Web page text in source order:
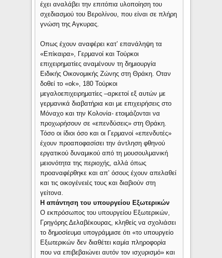
έχει αναλάβει την επιτόπια υλοποίηση του
σχεδιασμού του Βερολίνου, που είναι σε πλήρη
γνώση της Αγκυρας.
Οπως έχουν αναφέρει κατ’ επανάληψη τα
«Επίκαιρα», Γερμανοί και Τούρκοι
επιχειρηματίες αναμένουν τη δημιουργία
Ειδικής Οικονομικής Ζώνης στη Θράκη. Οταν
δοθεί το «ok», 180 Τούρκοι
μεγαλοεπιχειρηματίες –αρκετοί εξ αυτών με
γερμανικά διαβατήρια και με επιχειρήσεις στο
Μόναχο και την Κολονία- ετοιμάζονται να
προχωρήσουν σε «επενδύσεις» στη Θράκη.
Τόσο οι ίδιοι όσο και οι Γερμανοί «επενδυτές»
έχουν προαποφασίσει την άντληση φθηνού
εργατικού δυναμικού από τη μουσουλμανική
μειονότητα της περιοχής, αλλά όπως
προαναφέρθηκε και απ’ όσους έχουν απελαθεί
και τις οικογένειές τους και διαβιούν στη
γείτονα.
Η απάντηση του υπουργείου Εξωτερικών
Ο εκπρόσωπος του υπουργείου Εξωτερικών,
Γρηγόρης Δελαβέκουρας, κληθείς να σχολιάσει
το δημοσίευμα υπογράμμισε ότι «το υπουργείο
Εξωτερικών δεν διαθέτει καμία πληροφορία
που να επιβεβαιώνει αυτόν τον ισχυρισμό» και